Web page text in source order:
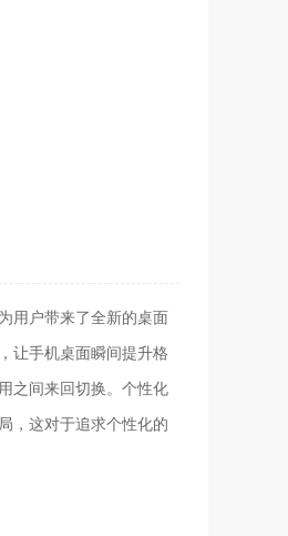
用户带来了全新的桌面
让手机桌面瞬间提升格
之间来回切换。个性化
，这对于追求个性化的